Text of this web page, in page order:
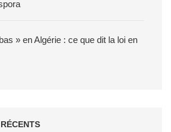
» en Algérie : ce que dit la loi en